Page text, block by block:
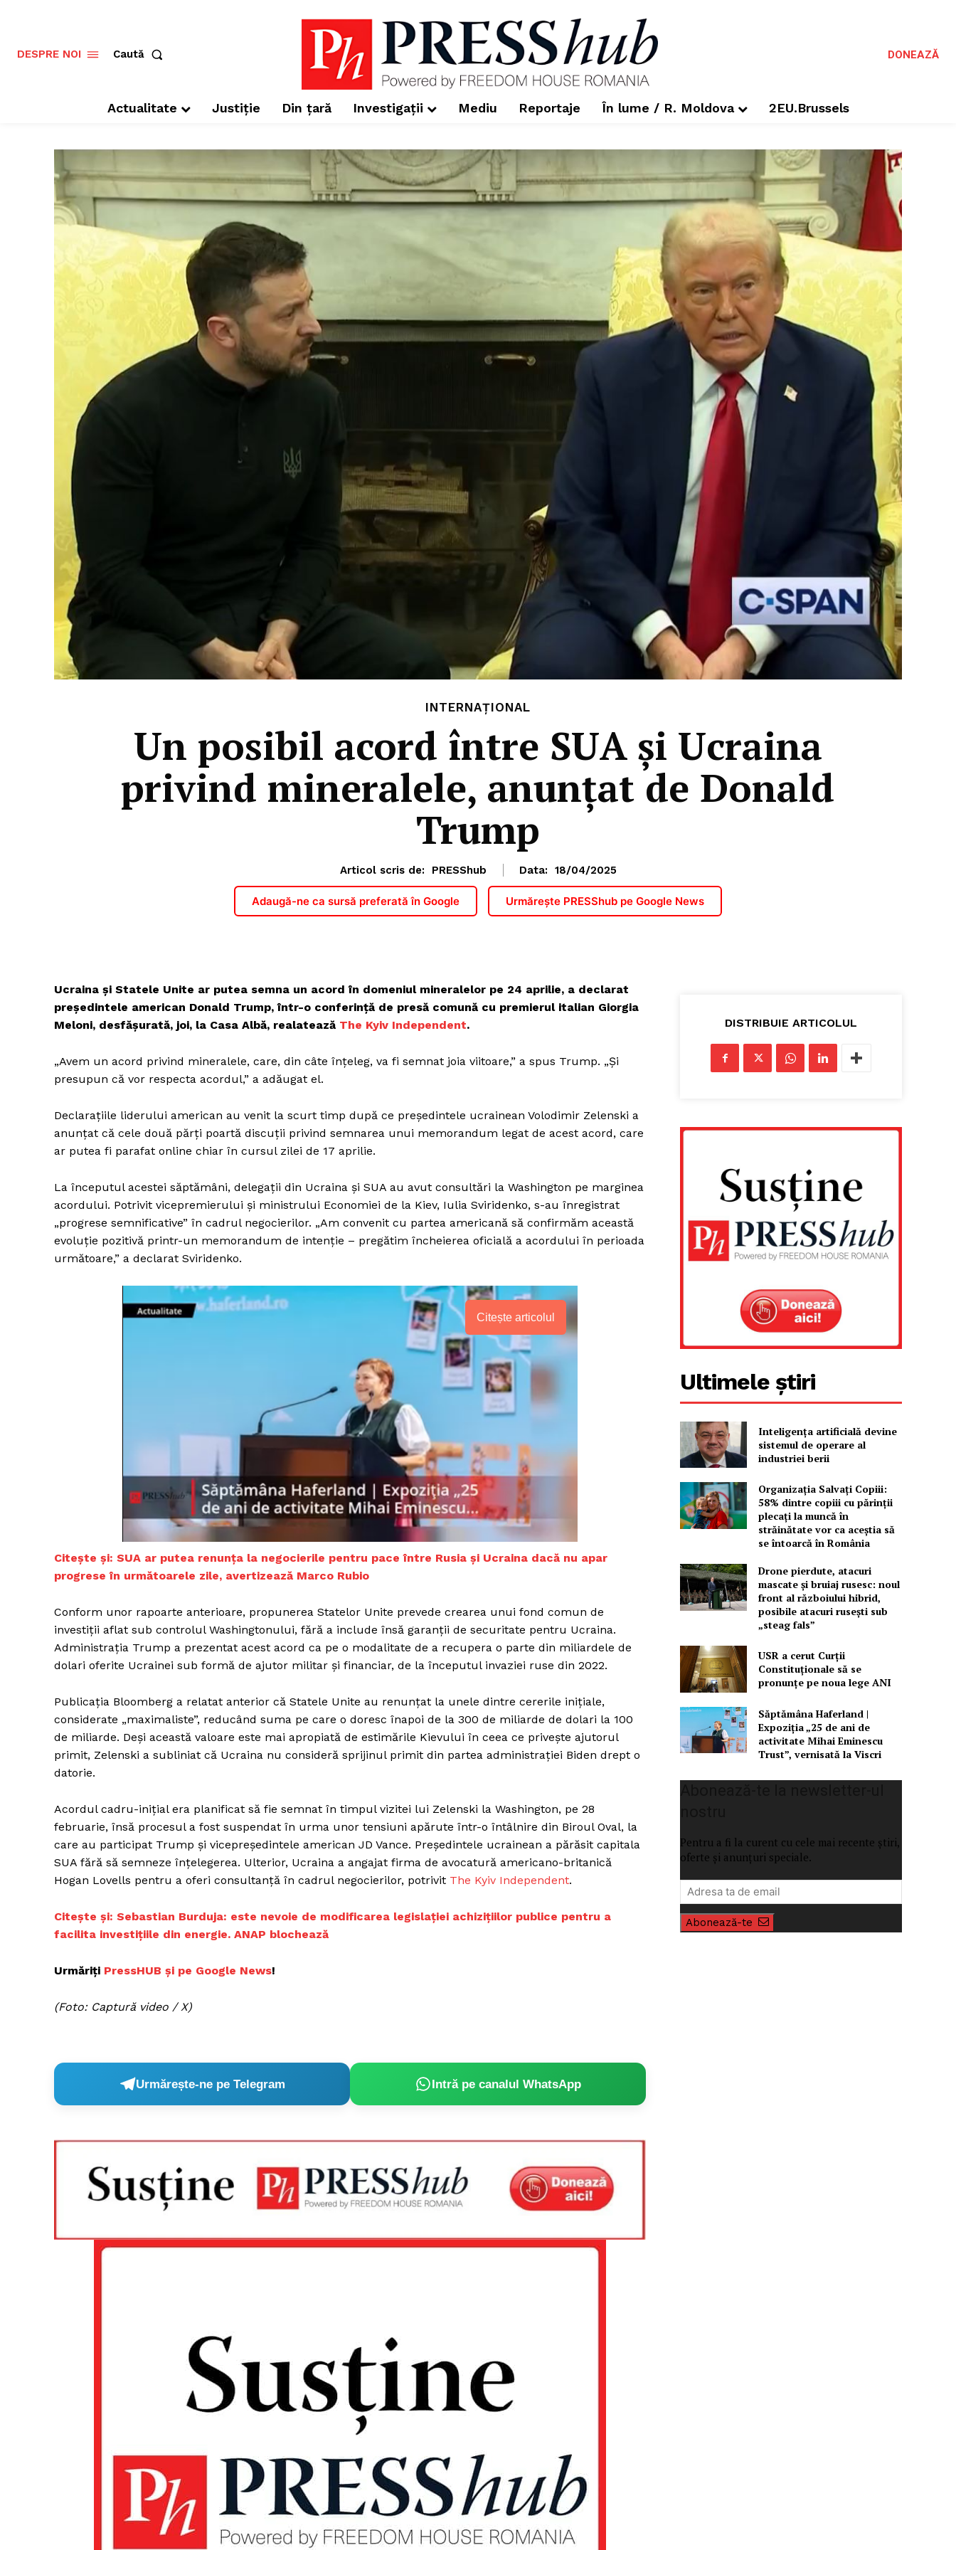
Un proiect
FREEDOM HOUSE
ROMÂNIA
PRESShub
Contact
DESPRE NOI Caută DONEAZĂ
Actualitate Justiție Din țară Investigații Mediu Reportaje În lume / R. Moldova 2EU.Brussels
INTERNAȚIONAL
Un posibil acord între SUA și Ucraina
privind mineralele, anunțat de Donald
Trump
Articol scris de: PRESShub Data: 18/04/2025
Adaugă-ne ca sursă preferată în Google Urmărește PRESShub pe Google News
Ucraina și Statele Unite ar putea semna un acord în domeniul mineralelor pe 24 aprilie, a declarat
președintele american Donald Trump, într-o conferință de presă comună cu premierul italian Giorgia
Meloni, desfășurată, joi, la Casa Albă, realatează The Kyiv Independent.
„Avem un acord privind mineralele, care, din câte înțeleg, va fi semnat joia viitoare,” a spus Trump. „Și
presupun că vor respecta acordul,” a adăugat el.
Declarațiile liderului american au venit la scurt timp după ce președintele ucrainean Volodimir Zelenski a
anunțat că cele două părți poartă discuții privind semnarea unui memorandum legat de acest acord, care
ar putea fi parafat online chiar în cursul zilei de 17 aprilie.
La începutul acestei săptămâni, delegații din Ucraina și SUA au avut consultări la Washington pe marginea
acordului. Potrivit vicepremierului și ministrului Economiei de la Kiev, Iulia Sviridenko, s-au înregistrat
„progrese semnificative” în cadrul negocierilor. „Am convenit cu partea americană să confirmăm această
evoluție pozitivă printr-un memorandum de intenție – pregătim încheierea oficială a acordului în perioada
următoare,” a declarat Sviridenko.
Citește articolul
Citește și: SUA ar putea renunța la negocierile pentru pace între Rusia și Ucraina dacă nu apar
progrese în următoarele zile, avertizează Marco Rubio
Conform unor rapoarte anterioare, propunerea Statelor Unite prevede crearea unui fond comun de
investiții aflat sub controlul Washingtonului, fără a include însă garanții de securitate pentru Ucraina.
Administrația Trump a prezentat acest acord ca pe o modalitate de a recupera o parte din miliardele de
dolari oferite Ucrainei sub formă de ajutor militar și financiar, de la începutul invaziei ruse din 2022.
Publicația Bloomberg a relatat anterior că Statele Unite au renunțat la unele dintre cererile inițiale,
considerate „maximaliste”, reducând suma pe care o doresc înapoi de la 300 de miliarde de dolari la 100
de miliarde. Deși această valoare este mai apropiată de estimările Kievului în ceea ce privește ajutorul
primit, Zelenski a subliniat că Ucraina nu consideră sprijinul primit din partea administrației Biden drept o
datorie.
Acordul cadru-inițial era planificat să fie semnat în timpul vizitei lui Zelenski la Washington, pe 28
februarie, însă procesul a fost suspendat în urma unor tensiuni apărute într-o întâlnire din Biroul Oval, la
care au participat Trump și vicepreședintele american JD Vance. Președintele ucrainean a părăsit capitala
SUA fără să semneze înțelegerea. Ulterior, Ucraina a angajat firma de avocatură americano-britanică
Hogan Lovells pentru a oferi consultanță în cadrul negocierilor, potrivit The Kyiv Independent.
Citește și: Sebastian Burduja: este nevoie de modificarea legislației achizițiilor publice pentru a
facilita investițiile din energie. ANAP blochează
Urmăriți PressHUB și pe Google News!
(Foto: Captură video / X)
Urmărește-ne pe Telegram Intră pe canalul WhatsApp
DISTRIBUIE ARTICOLUL
Ultimele știri
Inteligența artificială devine
sistemul de operare al
industriei berii
Organizația Salvați Copiii:
58% dintre copiii cu părinții
plecați la muncă în
străinătate vor ca aceștia să
se întoarcă în România
Drone pierdute, atacuri
mascate și bruiaj rusesc: noul
front al războiului hibrid,
posibile atacuri rusești sub
„steag fals”
USR a cerut Curții
Constituționale să se
pronunțe pe noua lege ANI
Săptămâna Haferland |
Expoziţia „25 de ani de
activitate Mihai Eminescu
Trust”, vernisată la Viscri
Pentru a fi la curent cu cele mai recente știri,
oferte și anunțuri speciale.
Abonează-te